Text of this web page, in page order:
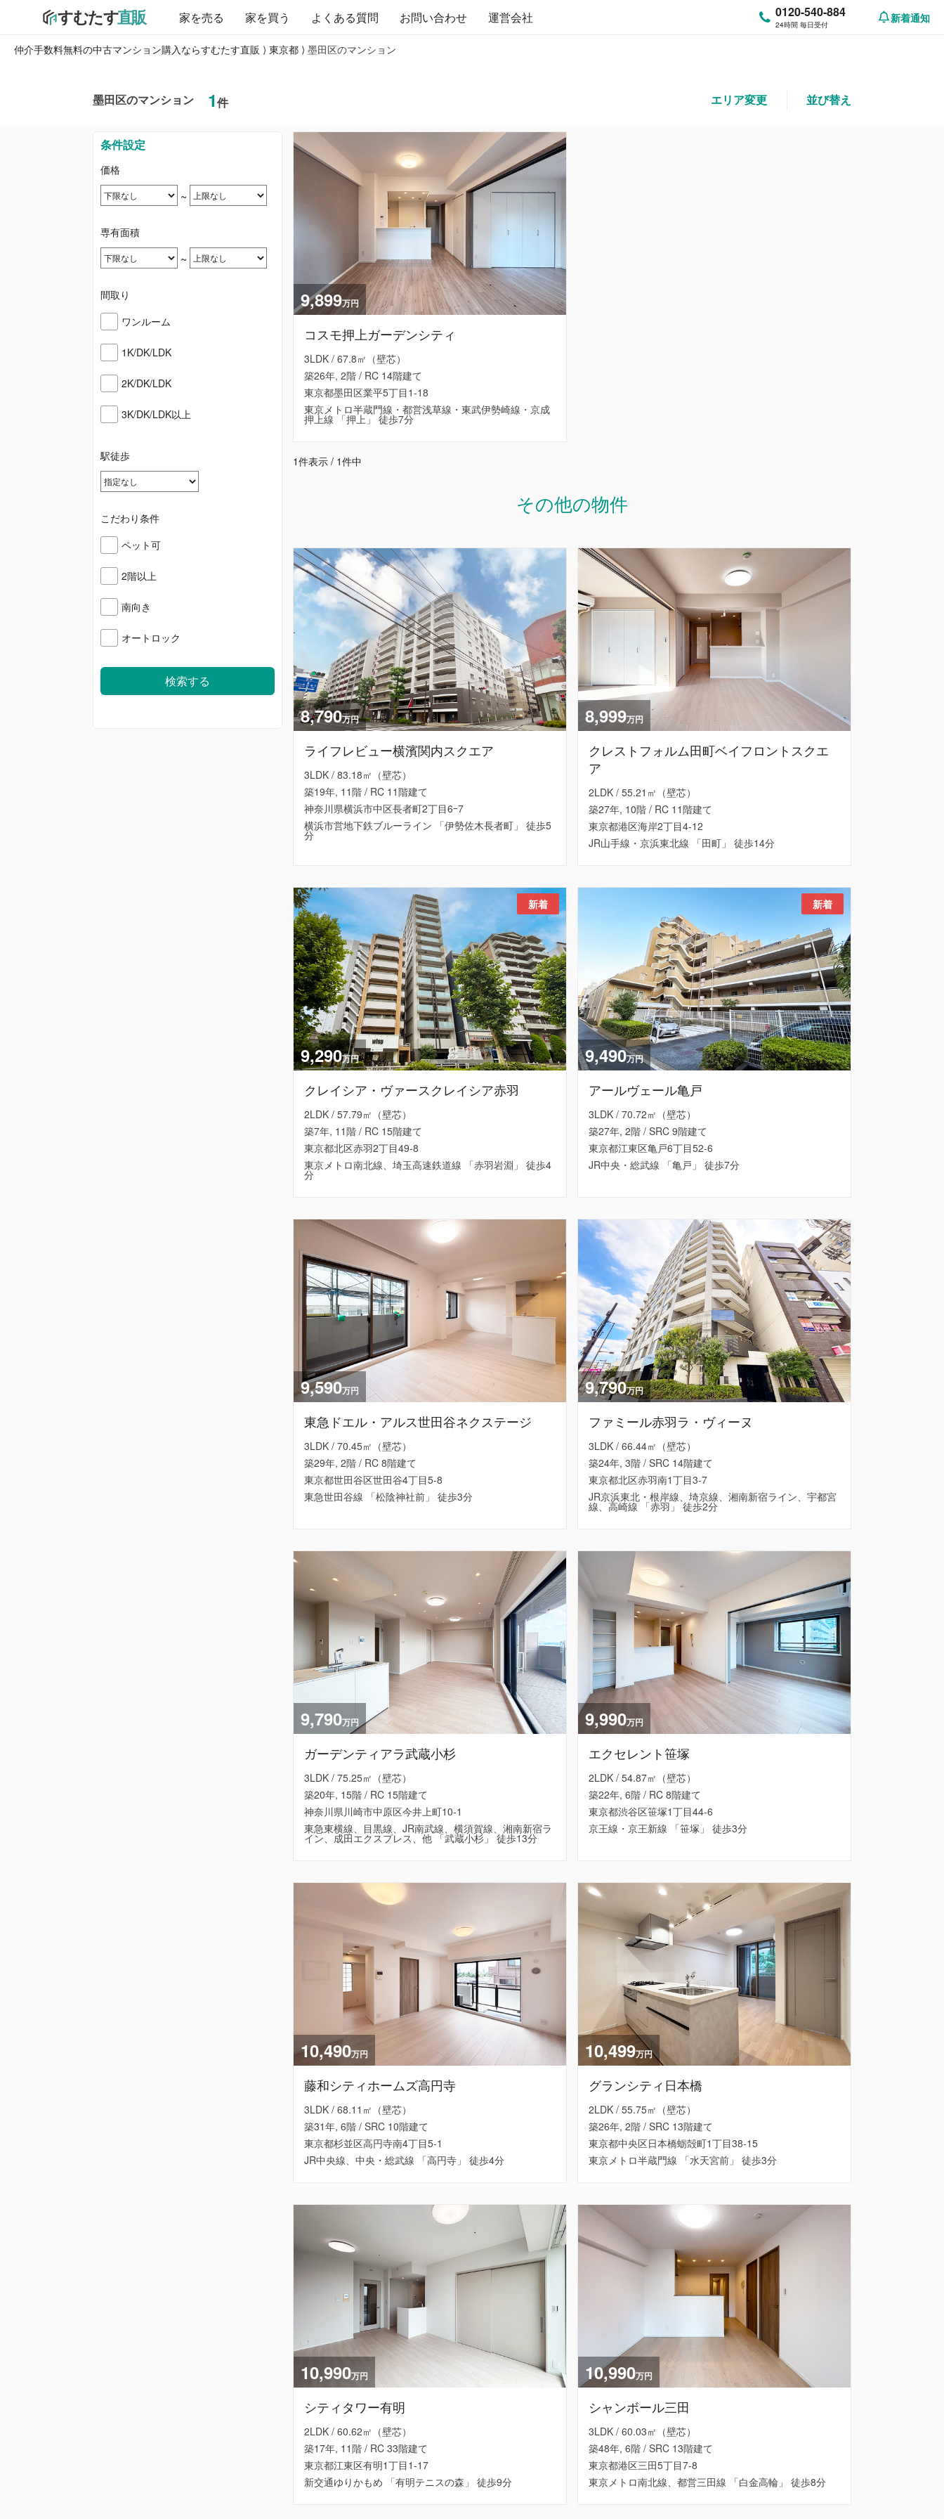
家を売る 家を買う よくある質問 お問い合わせ 運営会社 0120-540-884
24時間 毎日受付
新着通知
仲介手数料無料の中古マンション購入ならすむたす直販 ⟩ 東京都 ⟩ 墨田区のマンション
墨田区のマンション 1件 エリア変更 並び替え
条件設定
価格
~
専有面積
~
間取り
ワンルーム
1K/DK/LDK
2K/DK/LDK
3K/DK/LDK以上
駅徒歩
こだわり条件
ペット可
2階以上
南向き
オートロック
9,899万円
コスモ押上ガーデンシティ
3LDK / 67.8㎡（壁芯）
築26年, 2階 / RC 14階建て
東京都墨田区業平5丁目1-18
東京メトロ半蔵門線・都営浅草線・東武伊勢崎線・京成
押上線 「押上」 徒歩7分
1件表示 / 1件中
その他の物件
8,790万円
ライフレビュー横濱関内スクエア
3LDK / 83.18㎡（壁芯）
築19年, 11階 / RC 11階建て
神奈川県横浜市中区長者町2丁目6ｰ7
横浜市営地下鉄ブルーライン 「伊勢佐木長者町」 徒歩5
分
8,999万円
クレストフォルム田町ベイフロントスクエ
ア
2LDK / 55.21㎡（壁芯）
築27年, 10階 / RC 11階建て
東京都港区海岸2丁目4-12
JR山手線・京浜東北線 「田町」 徒歩14分
9,290万円
クレイシア・ヴァースクレイシア赤羽
2LDK / 57.79㎡（壁芯）
築7年, 11階 / RC 15階建て
東京都北区赤羽2丁目49-8
東京メトロ南北線、埼玉高速鉄道線 「赤羽岩淵」 徒歩4
分
新着
9,490万円
アールヴェール亀戸
3LDK / 70.72㎡（壁芯）
築27年, 2階 / SRC 9階建て
東京都江東区亀戸6丁目52-6
JR中央・総武線 「亀戸」 徒歩7分
新着
9,590万円
東急ドエル・アルス世田谷ネクステージ
3LDK / 70.45㎡（壁芯）
築29年, 2階 / RC 8階建て
東京都世田谷区世田谷4丁目5-8
東急世田谷線 「松陰神社前」 徒歩3分
9,790万円
ファミール赤羽ラ・ヴィーヌ
3LDK / 66.44㎡（壁芯）
築24年, 3階 / SRC 14階建て
東京都北区赤羽南1丁目3-7
JR京浜東北・根岸線、埼京線、湘南新宿ライン、宇都宮
線、高崎線 「赤羽」 徒歩2分
9,790万円
ガーデンティアラ武蔵小杉
3LDK / 75.25㎡（壁芯）
築20年, 15階 / RC 15階建て
神奈川県川崎市中原区今井上町10-1
東急東横線、目黒線、JR南武線、横須賀線、湘南新宿ラ
イン、成田エクスプレス、他 「武蔵小杉」 徒歩13分
9,990万円
エクセレント笹塚
2LDK / 54.87㎡（壁芯）
築22年, 6階 / RC 8階建て
東京都渋谷区笹塚1丁目44-6
京王線・京王新線 「笹塚」 徒歩3分
10,490万円
藤和シティホームズ高円寺
3LDK / 68.11㎡（壁芯）
築31年, 6階 / SRC 10階建て
東京都杉並区高円寺南4丁目5-1
JR中央線、中央・総武線 「高円寺」 徒歩4分
10,499万円
グランシティ日本橋
2LDK / 55.75㎡（壁芯）
築26年, 2階 / SRC 13階建て
東京都中央区日本橋蛎殻町1丁目38-15
東京メトロ半蔵門線 「水天宮前」 徒歩3分
10,990万円
シティタワー有明
2LDK / 60.62㎡（壁芯）
築17年, 11階 / RC 33階建て
東京都江東区有明1丁目1-17
新交通ゆりかもめ 「有明テニスの森」 徒歩9分
10,990万円
シャンボール三田
3LDK / 60.03㎡（壁芯）
築48年, 6階 / SRC 13階建て
東京都港区三田5丁目7-8
東京メトロ南北線、都営三田線 「白金高輪」 徒歩8分